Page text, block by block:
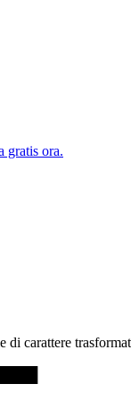
gratis ora.
di carattere